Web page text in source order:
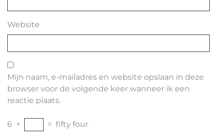
Website
Mijn naam, e-mailadres en website opslaan in deze
browser voor de volgende keer wanneer ik een
reactie plaats.
6 × = fifty four